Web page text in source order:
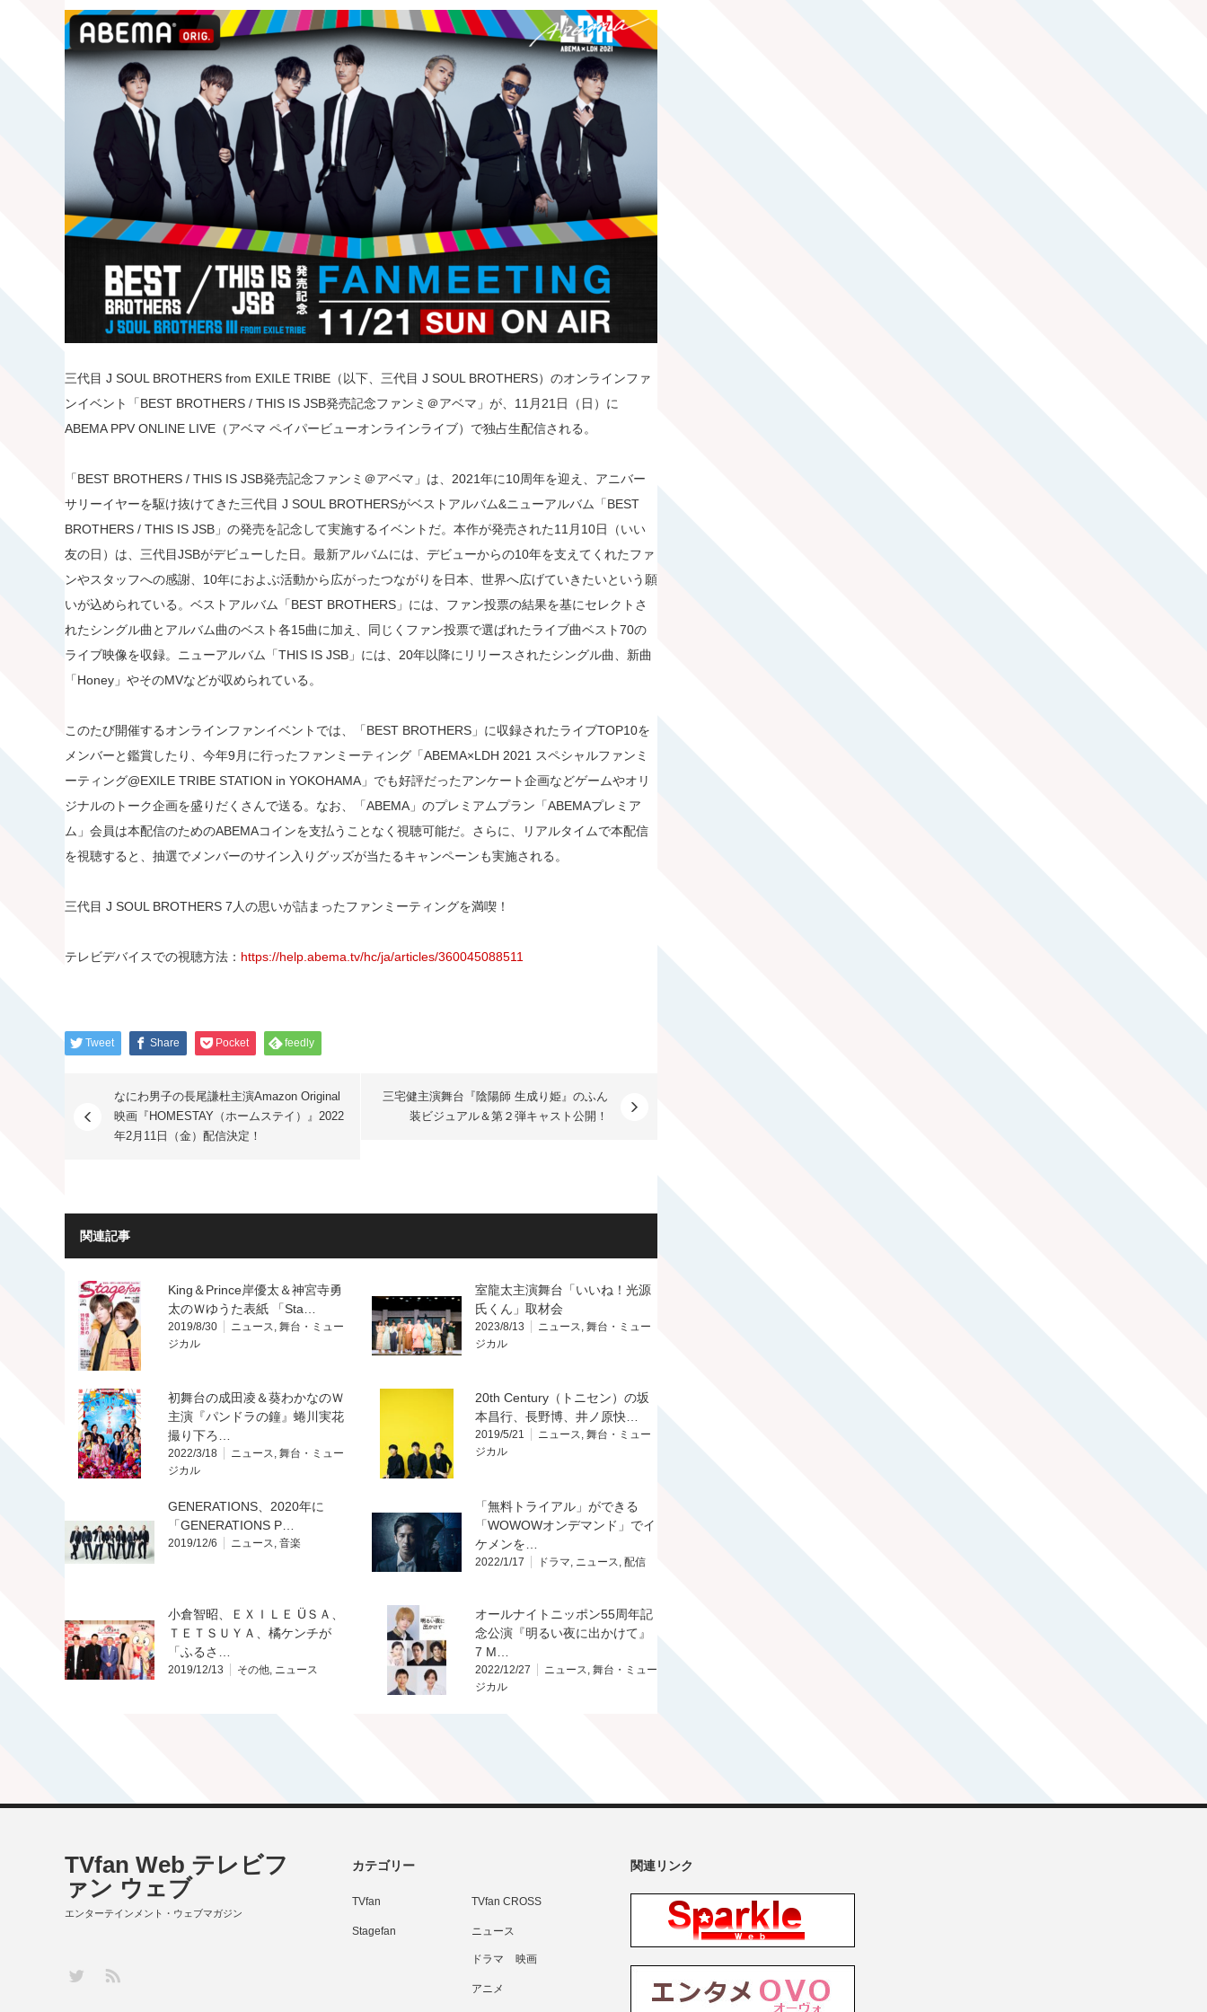
三代目 J SOUL BROTHERS from EXILE TRIBE（以下、三代目 J SOUL BROTHERS）のオンラインファ
ンイベント「BEST BROTHERS / THIS IS JSB発売記念ファンミ＠アベマ」が、11月21日（日）に
ABEMA PPV ONLINE LIVE（アベマ ペイパービューオンラインライブ）で独占生配信される。
「BEST BROTHERS / THIS IS JSB発売記念ファンミ＠アベマ」は、2021年に10周年を迎え、アニバー
サリーイヤーを駆け抜けてきた三代目 J SOUL BROTHERSがベストアルバム&ニューアルバム「BEST
BROTHERS / THIS IS JSB」の発売を記念して実施するイベントだ。本作が発売された11月10日（いい
友の日）は、三代目JSBがデビューした日。最新アルバムには、デビューからの10年を支えてくれたファ
ンやスタッフへの感謝、10年におよぶ活動から広がったつながりを日本、世界へ広げていきたいという願
いが込められている。ベストアルバム「BEST BROTHERS」には、ファン投票の結果を基にセレクトさ
れたシングル曲とアルバム曲のベスト各15曲に加え、同じくファン投票で選ばれたライブ曲ベスト70の
ライブ映像を収録。ニューアルバム「THIS IS JSB」には、20年以降にリリースされたシングル曲、新曲
「Honey」やそのMVなどが収められている。
このたび開催するオンラインファンイベントでは、「BEST BROTHERS」に収録されたライブTOP10を
メンバーと鑑賞したり、今年9月に行ったファンミーティング「ABEMA×LDH 2021 スペシャルファンミ
ーティング@EXILE TRIBE STATION in YOKOHAMA」でも好評だったアンケート企画などゲームやオリ
ジナルのトーク企画を盛りだくさんで送る。なお、「ABEMA」のプレミアムプラン「ABEMAプレミア
ム」会員は本配信のためのABEMAコインを支払うことなく視聴可能だ。さらに、リアルタイムで本配信
を視聴すると、抽選でメンバーのサイン入りグッズが当たるキャンペーンも実施される。
三代目 J SOUL BROTHERS 7人の思いが詰まったファンミーティングを満喫！
テレビデバイスでの視聴方法： https://help.abema.tv/hc/ja/articles/360045088511
Tweet Share Pocket feedly
なにわ男子の長尾謙杜主演Amazon Original
映画『HOMESTAY（ホームステイ）』2022
年2月11日（金）配信決定！
三宅健主演舞台『陰陽師 生成り姫』のふん
装ビジュアル＆第２弾キャスト公開！
関連記事
King＆Prince岸優太＆神宮寺勇
太のＷゆうた表紙 「Sta…
2019/8/30 ニュース, 舞台・ミュー
ジカル
室龍太主演舞台「いいね！光源
氏くん」取材会
2023/8/13 ニュース, 舞台・ミュー
ジカル
初舞台の成田凌＆葵わかなのＷ
主演『パンドラの鐘』蜷川実花
撮り下ろ…
2022/3/18 ニュース, 舞台・ミュー
ジカル
20th Century（トニセン）の坂
本昌行、長野博、井ノ原快…
2019/5/21 ニュース, 舞台・ミュー
ジカル
GENERATIONS、2020年に
「GENERATIONS P…
2019/12/6 ニュース, 音楽
「無料トライアル」ができる
「WOWOWオンデマンド」でイ
ケメンを…
2022/1/17 ドラマ, ニュース, 配信
小倉智昭、ＥＸＩＬＥ ÜＳＡ、
ＴＥＴＳＵＹＡ、橘ケンチが
「ふるさ…
2019/12/13 その他, ニュース
オールナイトニッポン55周年記
念公演『明るい夜に出かけて』
7 M…
2022/12/27 ニュース, 舞台・ミュー
ジカル
カテゴリー
TVfan TVfan CROSS
Stagefan ニュース
ドラマ 映画
アニメ
関連リンク
TVfan Web テレビフ
ァン ウェブ
エンターテインメント・ウェブマガジン
Twitter